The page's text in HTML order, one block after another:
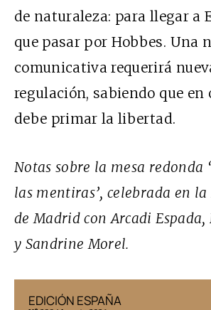
de naturaleza: para llegar a
que pasar por Hobbes. Una
comunicativa requerirá
regulación, sabiendo que en
debe primar la libertad.
Notas sobre la mesa redonda
las mentiras’, celebrada en
de Madrid con Arcadi Espada,
y Sandrine Morel.
EDICIÓN ESPAÑA